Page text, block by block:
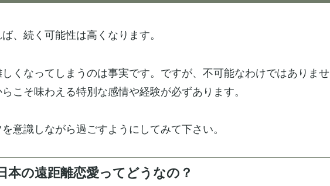
、続く可能性は高くなります。
くなってしまうのは事実です。ですが、不可能なわけではありませ
こそ味わえる特別な感情や経験が必ずあります。
意識しながら過ごすようにしてみて下さい。
本の遠距離恋愛ってどうなの？